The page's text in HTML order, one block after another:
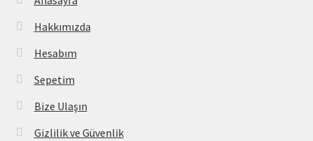
Hakkımızda
Hesabım
Sepetim
Bize Ulaşın
Gizlilik ve Güvenlik